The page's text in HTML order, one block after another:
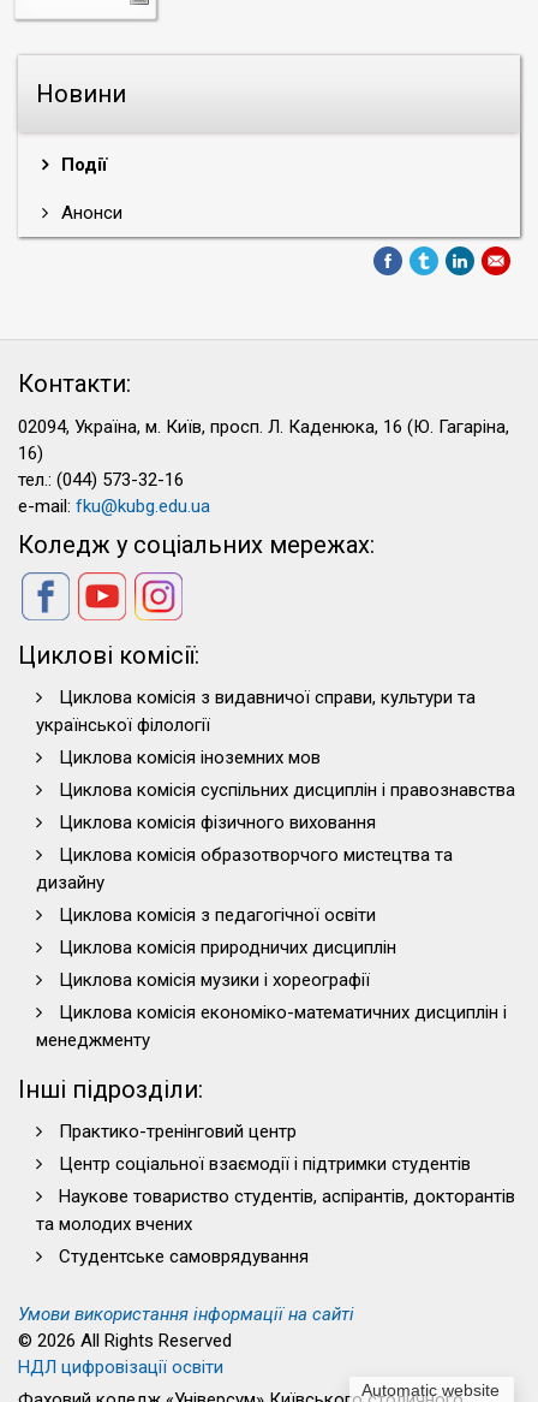
Новини
Події
Анонси
Automatic website
Контакти:
02094, Україна, м. Київ, просп. Л. Каденюка, 16 (Ю. Гагаріна,
16)
тел.: (044) 573-32-16
e-mail: fku@kubg.edu.ua
Коледж у соціальних мережах:
Циклові комісії:
Циклова комісія з видавничої справи, культури та
української філології
Циклова комісія іноземних мов
Циклова комісія суспільних дисциплін і правознавства
Циклова комісія фізичного виховання
Циклова комісія образотворчого мистецтва та
дизайну
Циклова комісія з педагогічної освіти
Циклова комісія природничих дисциплін
Циклова комісія музики і хореографії
Циклова комісія економіко-математичних дисциплін і
менеджменту
Інші підрозділи:
Практико-тренінговий центр
Центр соціальної взаємодії і підтримки студентів
Наукове товариство студентів, аспірантів, докторантів
та молодих вчених
Студентське самоврядування
Умови використання інформації на сайті
© 2026 All Rights Reserved
НДЛ цифровізації освіти